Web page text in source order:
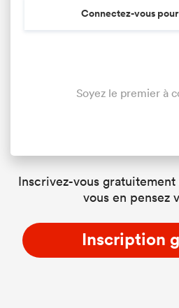
Connectez-vous
Soyez le premier à
Inscrivez-vous
vous en pensez
Inscription